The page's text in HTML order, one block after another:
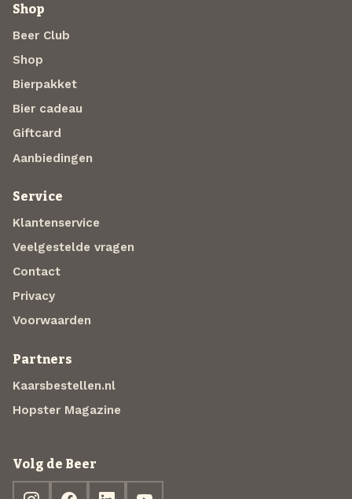
Shop
Beer Club
Shop
Bierpakket
Bier cadeau
Giftcard
Aanbiedingen
Service
Klantenservice
Veelgestelde vragen
Contact
Privacy
Voorwaarden
Partners
Kaarsbestellen.nl
Hopster Magazine
Volg de Beer